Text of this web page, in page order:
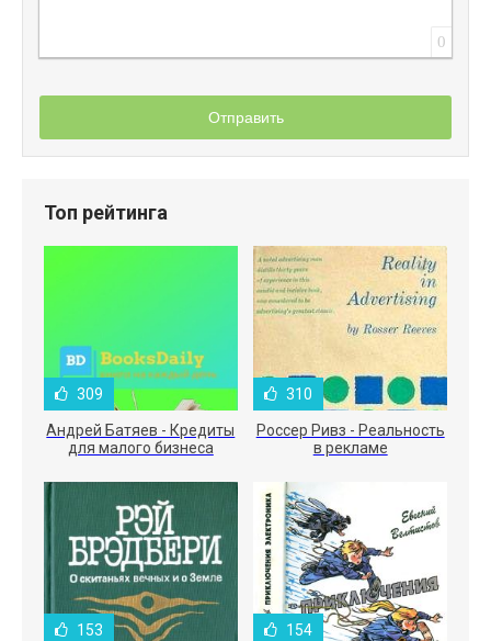
0
Отправить
Топ рейтинга
309
Андрей Батяев - Кредиты
для малого бизнеса
310
Россер Ривз - Реальность
в рекламе
153 154